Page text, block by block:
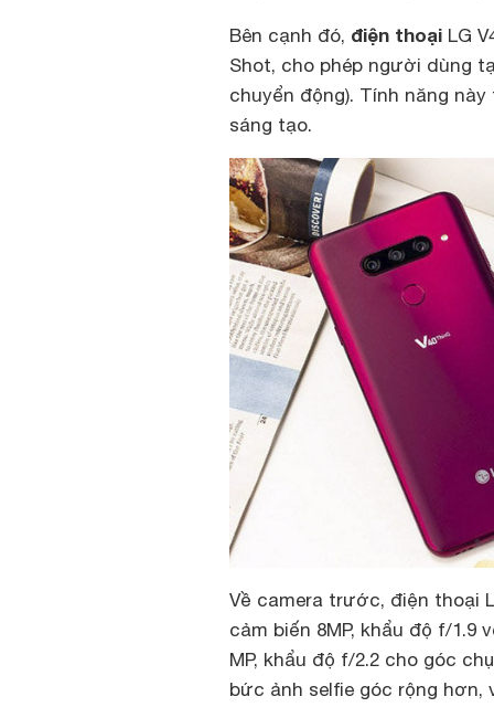
Bên cạnh đó, điện thoại LG
Shot, cho phép người dùng
chuyển động). Tính năng
sáng tạo.
Về camera trước, điện thoại
cảm biến 8MP, khẩu độ f/1.9
MP, khẩu độ f/2.2 cho góc
bức ảnh selfie góc rộng